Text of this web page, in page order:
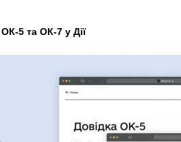
5 та ОК-7 у Дії